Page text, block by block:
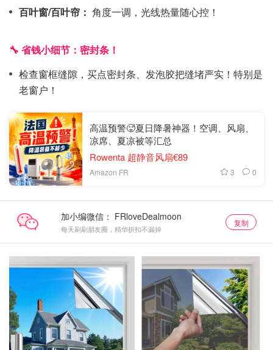
百叶窗/百叶帘： 角度一调，光线热量随心控！
🔧 省钱小细节：密封条！
检查窗框缝隙，买点密封条、发泡胶把缝堵严实！特别是
老窗户！
高温预警🥵夏日降暑神器！空调、风扇、
凉席、夏凉被等汇总
Rowenta 超静音风扇€89
Amazon FR 3 0
加小编微信：
每天刷刷朋友圈，精华折扣不漏掉
复制
隔热膜/防晒膜 隔热膜/防晒膜